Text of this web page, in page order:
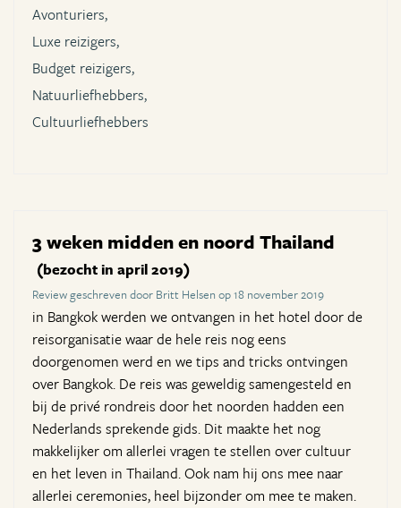
Avonturiers,
Luxe reizigers,
Budget reizigers,
Natuurliefhebbers,
Cultuurliefhebbers
3 weken midden en noord Thailand
(bezocht in april 2019)
Review geschreven door Britt Helsen op 18 november 2019
in Bangkok werden we ontvangen in het hotel door de
reisorganisatie waar de hele reis nog eens
doorgenomen werd en we tips and tricks ontvingen
over Bangkok. De reis was geweldig samengesteld en
bij de privé rondreis door het noorden hadden een
Nederlands sprekende gids. Dit maakte het nog
makkelijker om allerlei vragen te stellen over cultuur
en het leven in Thailand. Ook nam hij ons mee naar
allerlei ceremonies, heel bijzonder om mee te maken.